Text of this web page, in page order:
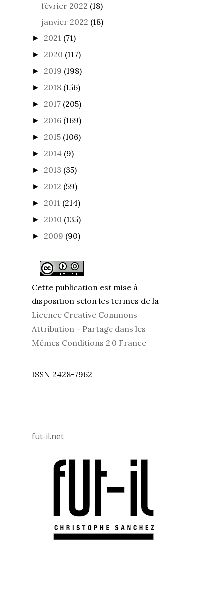
février 2022 (18)
janvier 2022 (18)
► 2021 (71)
► 2020 (117)
► 2019 (198)
► 2018 (156)
► 2017 (205)
► 2016 (169)
► 2015 (106)
► 2014 (9)
► 2013 (35)
► 2012 (59)
► 2011 (214)
► 2010 (135)
► 2009 (90)
Cette publication est mise à
disposition selon les termes de la
Licence Creative Commons
Attribution - Partage dans les
Mêmes Conditions 2.0 France
ISSN 2428-7962
fut-il.net